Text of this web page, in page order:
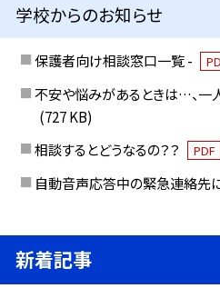
学校からのお知らせ
保護者向け相談窓口一覧 -
不安や悩みがあるときは…、一
(727 KB)
相談するとどうなるの？？
PDF
自動音声応答中の緊急連絡先
新着記事